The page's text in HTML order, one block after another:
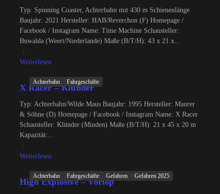
Typ: Spinning Coaster, Achterbahn mit 430 m Schienenlänge
Baujahr: 2021 Hersteller: HAB/Reverchon (F) Homepage /
Facebook / Instagram Name: Time Machine Schausteller:
Buwalda (Weert/Niederlande) Maße (B/T/H): 43 x 21 x...
Weiterlesen
Achterbahn Fahrgeschäfte
X Racer – Klünder
Typ: Achterbahn/Wilde Maus Baujahr: 1995 Hersteller: Maurer
& Söhne (D) Homepage / Facebook / Instagram Name: X Racer
Schausteller: Klünder (Minden) Maße (B/T/H): 21 x 45 x 20 m
Kapazität:...
Weiterlesen
Achterbahn Fahrgeschäfte Gefahren Gefahren 2025
High Explosive – Vorlop